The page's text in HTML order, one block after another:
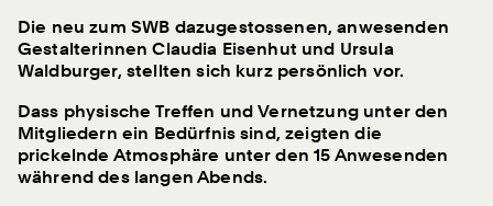
AUSGEBUCHT / Führung Museum
Langmatt Baden
03.07.2026 – Veranstaltung
Werkbund Zentralschweiz –
Die neu zum SWB dazugestossenen, anwesenden
Gestalterinnen Claudia Eisenhut und Ursula
Waldburger, stellten sich kurz persönlich vor.
Dass physische Treffen und Vernetzung unter den
Mitgliedern ein Bedürfnis sind, zeigten die
prickelnde Atmosphäre unter den 15 Anwesenden
während des langen Abends.